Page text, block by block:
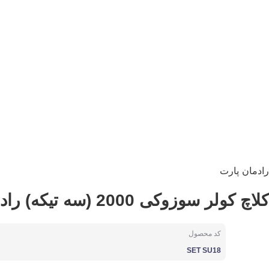
رادمان پارت
کلاچ کولر سوزوکی 2000 (سه تیکه) رادمان پارت کد SET SU18
کد محصول
SET SU18